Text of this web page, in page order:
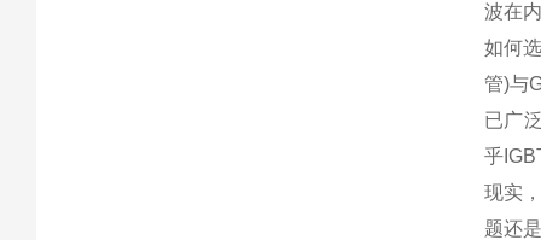
波在
如何
管)与
已广
乎
现实
题还